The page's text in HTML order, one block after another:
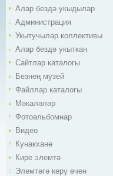
Алар бездә укыдылар
Администрация
Укытучылар коллективы
Алар бездә укыткан
Сайтлар каталогы
Безнең музей
Файллар каталогы
Мәкаләләр
Фотоальбомнар
Видео
Кунакханә
Кире элемтә
Элемтәгә керү өчен